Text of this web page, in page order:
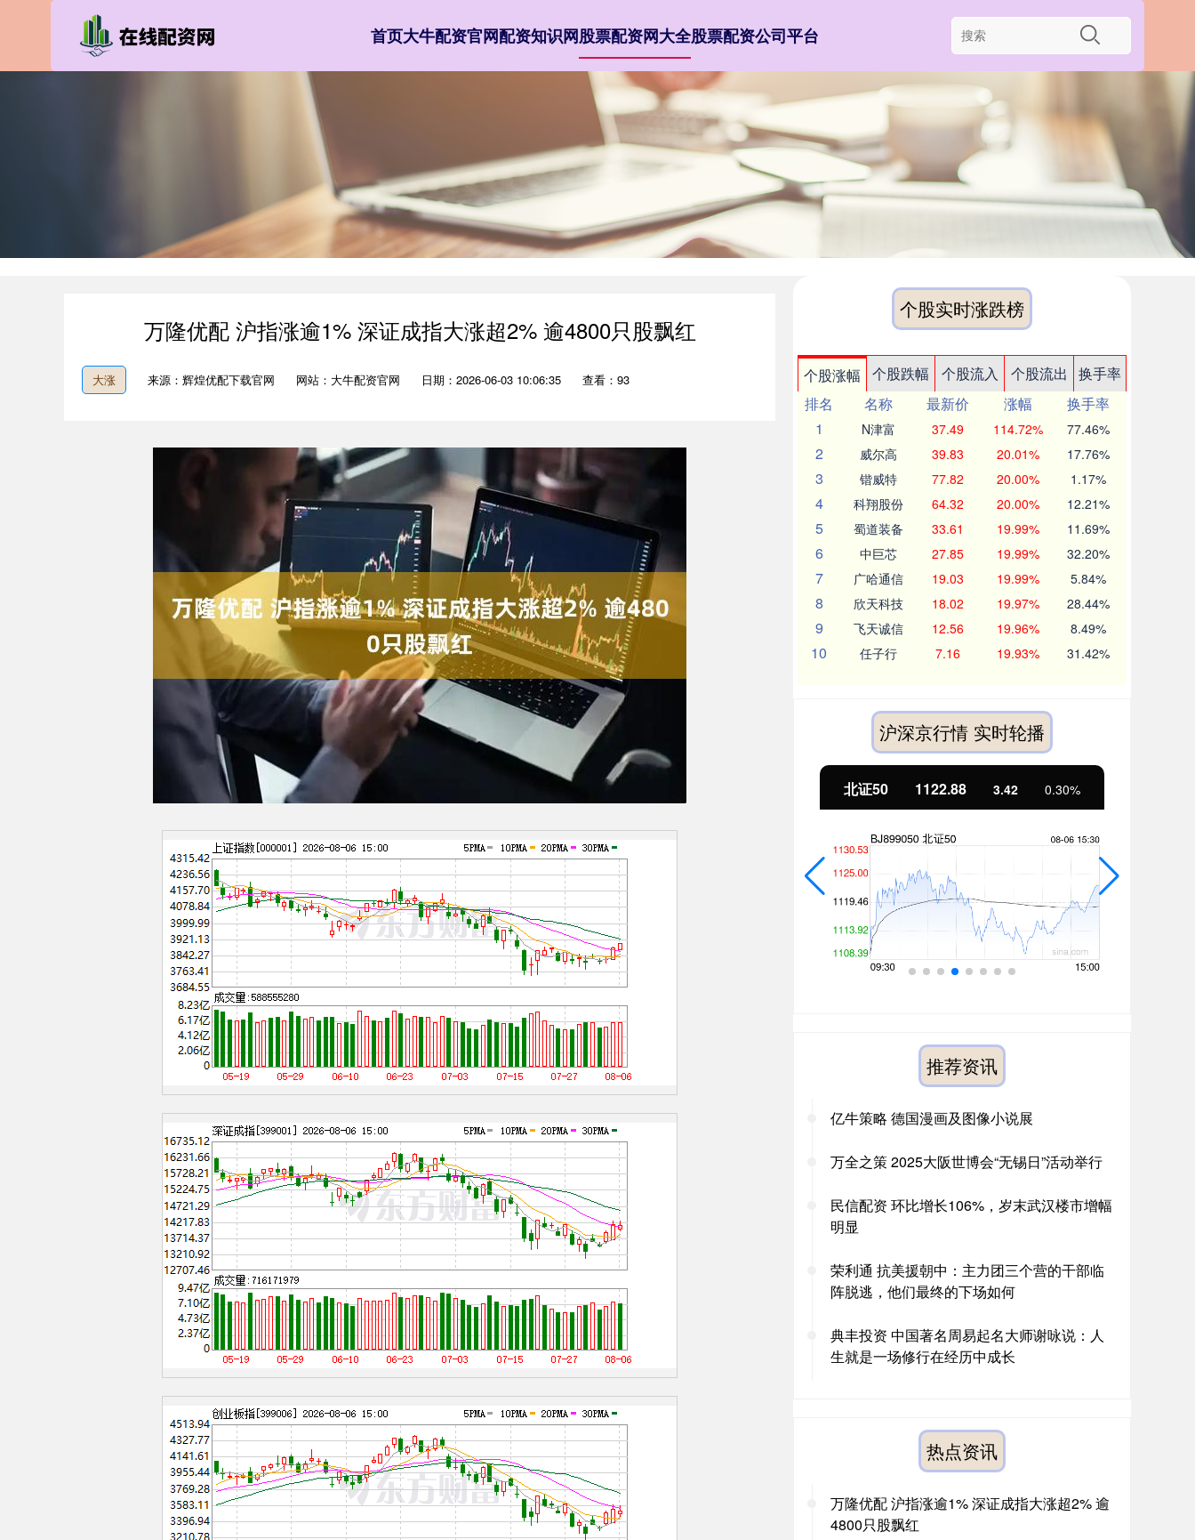
首页大牛配资官网配资知识网股票配资网大全股票配资公司平台
万隆优配 沪指涨逾1% 深证成指大涨超2% 逾4800只股飘红
大涨 来源：辉煌优配下载官网 网站：大牛配资官网 日期：2026-06-03 10:06:35 查看：93
个股实时涨跌榜
个股涨幅 个股跌幅 个股流入 个股流出
换手率
排名
名称 最新价 涨幅
换手率
1
N津富 37.49 114.72% 77.46%
2 威尔高 39.83 20.01% 17.76%
3 锴威特 77.82 20.00% 1.17%
4 科翔股份 64.32 20.00% 12.21%
5 蜀道装备 33.61 19.99% 11.69%
6 中巨芯 27.85 19.99% 32.20%
7 广哈通信 19.03 19.99% 5.84%
8 欣天科技 18.02 19.97% 28.44%
9 飞天诚信 12.56 19.96% 8.49%
10 任子行 7.16 19.93% 31.42%
沪深京行情 实时轮播
深证成指 14110.12 -34.08 4651.31 北证50 1122.88 3.42 0.30%
推荐资讯
亿牛策略 德国漫画及图像小说展
万全之策 2025大阪世博会“无锡日”活动举行
民信配资 环比增长106%，岁末武汉楼市增幅
明显
荣利通 抗美援朝中：主力团三个营的干部临
阵脱逃，他们最终的下场如何
典丰投资 中国著名周易起名大师谢咏说：人
生就是一场修行在经历中成长
热点资讯
万隆优配 沪指涨逾1% 深证成指大涨超2% 逾
4800只股飘红